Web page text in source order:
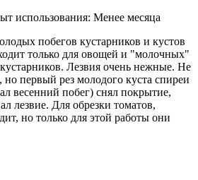
использования: Менее месяца
побегов кустарников и кустов
только для овощей и "молочных"
Лезвия очень нежные. Не
первый рез молодого куста спиреи
весенний побег) снял покрытие,
лезвие. Для обрезки томатов,
но только для этой работы они